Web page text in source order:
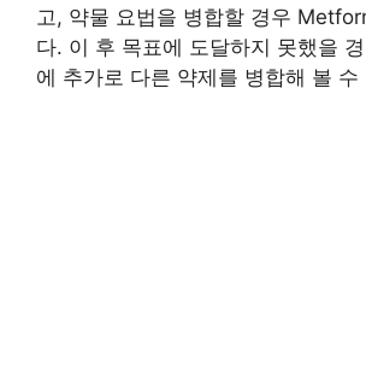
고, 약물 요법을 병합할 경우
다. 이 후 목표에 도달하지 못했을
에 추가로 다른 약제를 병합해 볼 수